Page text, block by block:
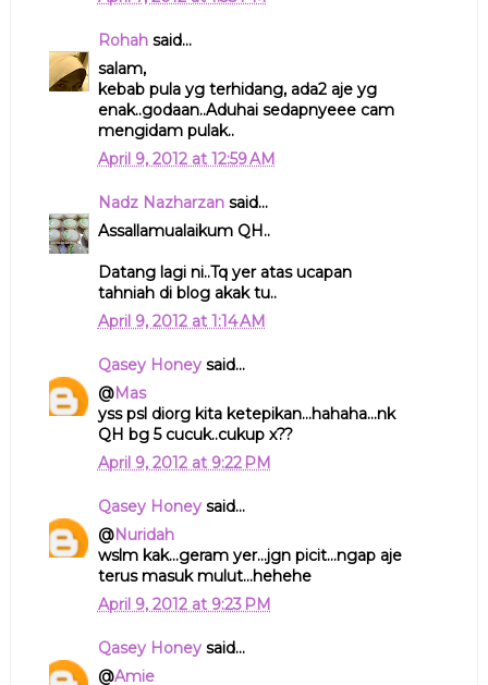
Rohahsaid...
salam,
kebab pula yg terhidang, ada2 aje yg
enak..godaan..Aduhai sedapnyeee cam
mengidam pulak..
April 9, 2012 at 12:59 AM
Nadz Nazharzansaid...
Assallamualaikum QH..
Datang lagi ni..Tq yer atas ucapan
tahniah di blog akak tu..
April 9, 2012 at 1:14 AM
Qasey Honeysaid...
@Mas
yss psl diorg kita ketepikan...hahaha...nk
QH bg 5 cucuk..cukup x??
April 9, 2012 at 9:22 PM
Qasey Honeysaid...
@Nuridah
wslm kak...geram yer...jgn picit...ngap aje
terus masuk mulut...hehehe
April 9, 2012 at 9:23 PM
Qasey Honeysaid...
@Amie